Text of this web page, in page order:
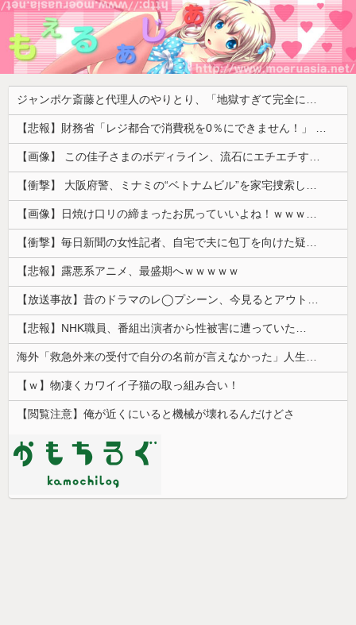
ジャンポケ斎藤と代理人のやりとり、「地獄すぎて完全にコントになってる……」と衝撃を受ける人が続出中
【悲報】財務省「レジ都合で消費税を0％にできません！」 → X民「指定ゴミ袋を買ってレシート見たら消費税はゼロになるんだけど？」ｗｗｗｗｗｗｗｗｗｗｗｗｗｗ
【画像】 この佳子さまのボディライン、流石にエチエチすぎやろ！
【衝撃】 大阪府警、ミナミの“ベトナムビル”を家宅捜索した結果・・・・・・
【画像】日焼け口リの締まったお尻っていいよね！ｗｗｗｗｗ
【衝撃】毎日新聞の女性記者、自宅で夫に包丁を向けた疑いで逮捕
【悲報】露悪系アニメ、最盛期へｗｗｗｗｗ
【放送事故】昔のドラマのレ◯プシーン、今見るとアウトすぎる・・・
【悲報】NHK職員、番組出演者から性被害に遭っていた…
海外「救急外来の受付で自分の名前が言えなかった」人生で一番痛かったものを聞いた結果…
【ｗ】物凄くカワイイ子猫の取っ組み合い！
【閲覧注意】俺が近くにいると機械が壊れるんだけどさ